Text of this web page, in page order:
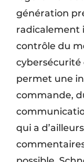
génération
radicalement
contrôle du
cybersécurité
permet une
commande,
qui a